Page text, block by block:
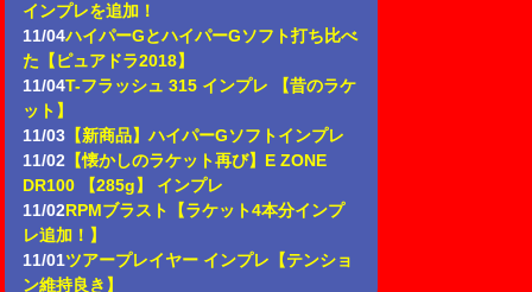
インプレを追加！
11/04ハイパーGとハイパーGソフト打ち比べ
た【ピュアドラ2018】
11/04T-フラッシュ 315 インプレ 【昔のラケ
ット】
11/03【新商品】ハイパーGソフトインプレ
11/02 【懐かしのラケット再び】E ZONE
DR100 【285g】 インプレ
11/02RPMブラスト【ラケット4本分インプ
レ追加！】
11/01 ツアープレイヤー インプレ【テンショ
ン維持良き】